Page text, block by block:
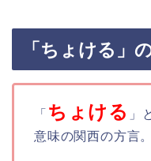
「ちょける」
「 ちょける 」
意味の関西の方言。